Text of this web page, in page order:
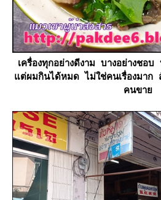
เครื่องทุกอย่างดีงาม บางอย่างชอบ
ต่ผมกินได้หมด ไม่ใช่คนเรื่องมาก สั่
คนขา